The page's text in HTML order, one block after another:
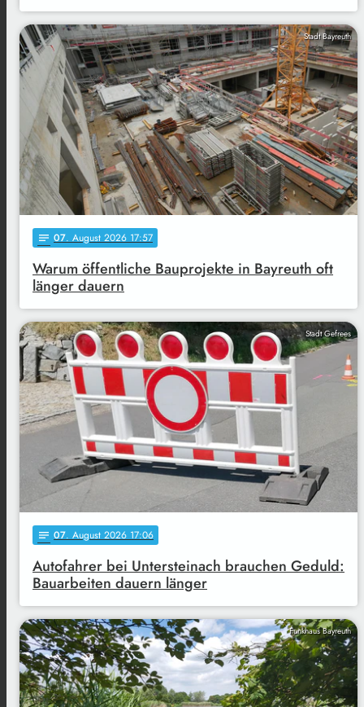
Stadt Bayreuth
notes 07. August 2026 17:57
Warum öffentliche Bauprojekte in Bayreuth oft
länger dauern
Stadt Gefrees
notes 07. August 2026 17:06
Autofahrer bei Untersteinach brauchen Geduld:
Bauarbeiten dauern länger
Funkhaus Bayreuth